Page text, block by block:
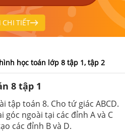
CHI TIẾT
học toán lớp 8 tập 1, tập 2
8 tập 1
tập toán 8. Cho tứ giác ABCD.
ngoài tại các đỉnh A và C
các đỉnh B và D.